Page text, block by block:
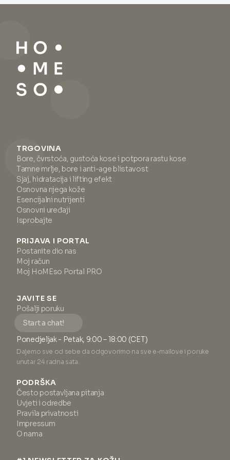
prekrivanje nesavršenosti na
koži. Pogodan za sve tipove
mat završnicu sa svilenim
dodiromi izvrsnu podlogu za
šminku. Za optimalne rezultate,
nanesite prije hidratantne
kreme.
TRGOVINA
Bore, čvrstoća, gustoća kose i potpora rastu kose
Tamne mrlje, bore i anti-age blistavost
Sjaj, hidratacija i lifting efekt
Osnovna njega kože
Esencijalni nutrijenti
Osnovni uređaji
Isprobajte
PRIJAVA I PORTAL
Postanite dio nas
Moj račun
Moj HoMEso Portal PRO
JAVITE SE
Pošalji poruku
Start a chat!
Ponedjeljak - Petak, 9:00 – 18:00 (CET)
Dajemo sve od sebe da odgovorimo na sve e-mailove i poruke
unutar 24 radna sata.
PODRŠKA
Često postavljana pitanja
Uvjeti i odredbe
Pravila privatnosti
Impressum
O nama